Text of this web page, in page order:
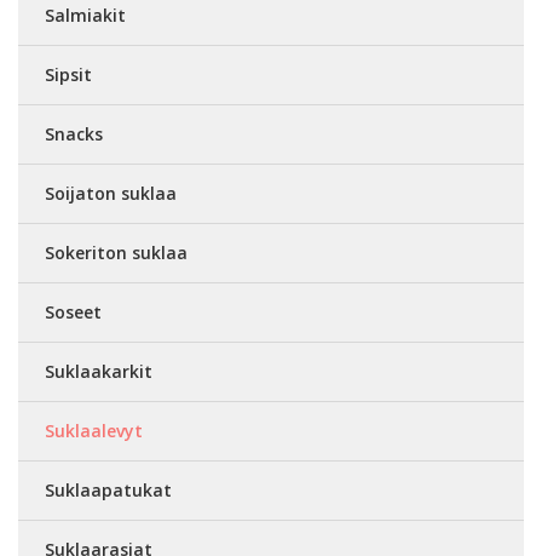
Salmiakit
Sipsit
Snacks
Soijaton suklaa
Sokeriton suklaa
Soseet
Suklaakarkit
Suklaalevyt
Suklaapatukat
Suklaarasiat